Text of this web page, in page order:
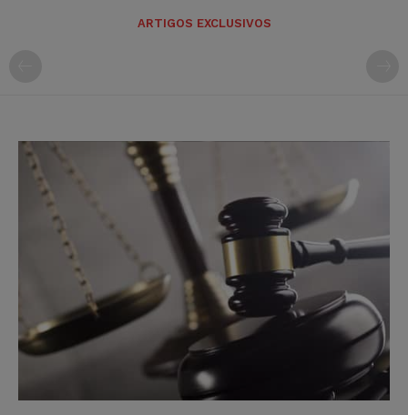
ARTIGOS EXCLUSIVOS